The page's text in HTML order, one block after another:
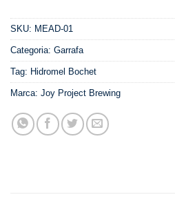
SKU: MEAD-01
Categoria: Garrafa
Tag: Hidromel Bochet
Marca: Joy Project Brewing